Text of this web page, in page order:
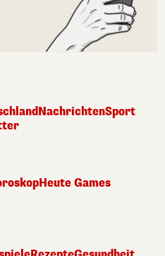
NachrichtenSport
Heute Games